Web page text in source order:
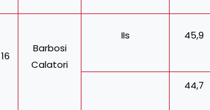
16
Barbosi
Calatori
IIs 45,9
44,7